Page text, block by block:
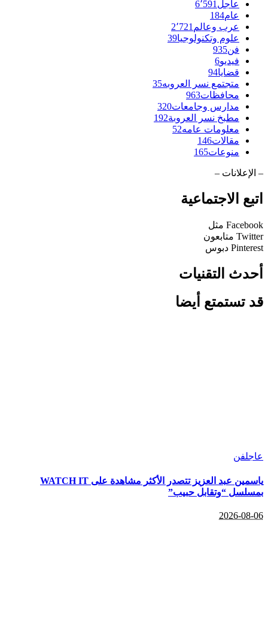
عاجل 6٬591
عام184
عرب وعالم 2٬721
علوم وتكنولوجيا39
فن935
فيديو6
قضايا94
متجتمع نسر العروبه35
محافظات963
مدارس وجامعات320
مطبخ نسر العروبة192
معلومات عامه52
مقالات146
منوعات165
– الإعلانات –
اتبع الاجتماعية
Facebook مثل
Twitter متابعون
Pinterest دبوس
أحدث التقنيات
قد تستمتع أيضا
عاجلفن
ياسمين عبد العزيز تتصدر الأكثر مشاهدة على WATCH IT
بمسلسل “وتقابل حبيب”
2026-08-06